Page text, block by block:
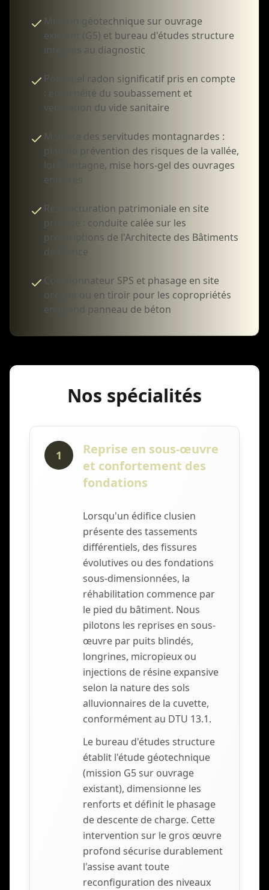
Mission géotechnique sur ouvrage
existant (G5) et bureau d'études structure
intégrés au diagnostic
Potentiel radon significatif pris en compte
: étanchéité du soubassement et
ventilation du vide sanitaire
Maîtrise des servitudes montagnardes :
plan de prévention des risques de la vallée,
loi Montagne, mise hors-gel des ouvrages
enterrés
Restructuration patrimoniale en site
protégé : conduite calée sur les
prescriptions de l'Architecte des Bâtiments
de France
Coordonnateur SPS et phasage en site
occupé ou en tiroir pour les copropriétés
en grand panneau de béton
Nos spécialités
1
Reprise en sous-œuvre
et confortement des
fondations
Lorsqu'un édifice clusien
présente des tassements
différentiels, des fissures
évolutives ou des fondations
sous-dimensionnées, la
réhabilitation commence par
le pied du bâtiment. Nous
pilotons les reprises en sous-
œuvre par puits blindés,
longrines, micropieux ou
injections de résine expansive
selon la nature des sols
alluvionnaires de la cuvette,
conformément au DTU 13.1.
Le bureau d'études structure
établit l'étude géotechnique
(mission G5 sur ouvrage
existant), dimensionne les
renforts et définit le phasage
de descente de charge. Cette
intervention sur le gros œuvre
profond sécurise durablement
l'assise avant toute
reconfiguration des niveaux